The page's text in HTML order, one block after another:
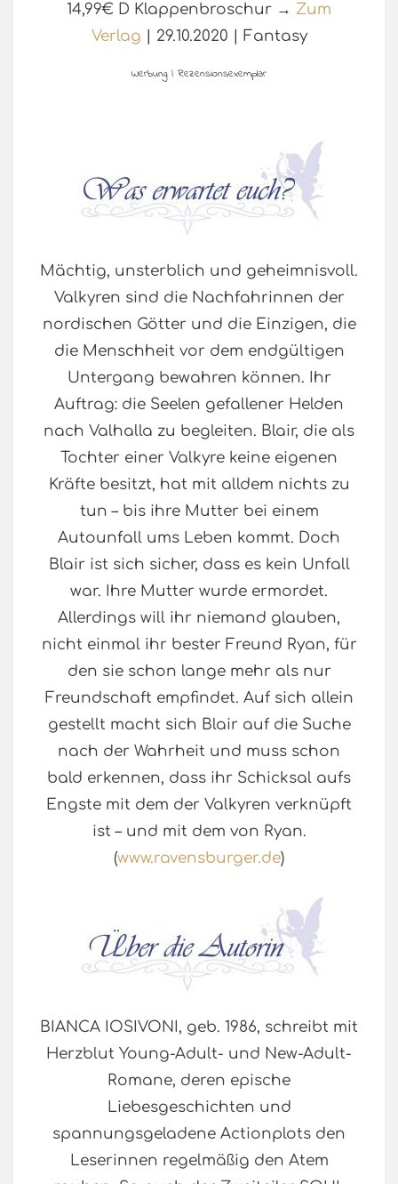
14,99€ D Klappenbroschur → Zum
Verlag | 29.10.2020 | Fantasy
Werbung | Rezensionsexemplar
Mächtig, unsterblich und geheimnisvoll.
Valkyren sind die Nachfahrinnen der
nordischen Götter und die Einzigen, die
die Menschheit vor dem endgültigen
Untergang bewahren können. Ihr
Auftrag: die Seelen gefallener Helden
nach Valhalla zu begleiten. Blair, die als
Tochter einer Valkyre keine eigenen
Kräfte besitzt, hat mit alldem nichts zu
tun – bis ihre Mutter bei einem
Autounfall ums Leben kommt. Doch
Blair ist sich sicher, dass es kein Unfall
war. Ihre Mutter wurde ermordet.
Allerdings will ihr niemand glauben,
nicht einmal ihr bester Freund Ryan, für
den sie schon lange mehr als nur
Freundschaft empfindet. Auf sich allein
gestellt macht sich Blair auf die Suche
nach der Wahrheit und muss schon
bald erkennen, dass ihr Schicksal aufs
Engste mit dem der Valkyren verknüpft
ist – und mit dem von Ryan.
(www.ravensburger.de)
BIANCA IOSIVONI, geb. 1986, schreibt mit
Herzblut Young-Adult- und New-Adult-
Romane, deren epische
Liebesgeschichten und
spannungsgeladene Actionplots den
Leserinnen regelmäßig den Atem